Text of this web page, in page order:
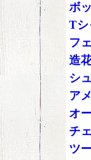
ボ
Tシ
フ
造
シ
アメ
オ
チ
ツ